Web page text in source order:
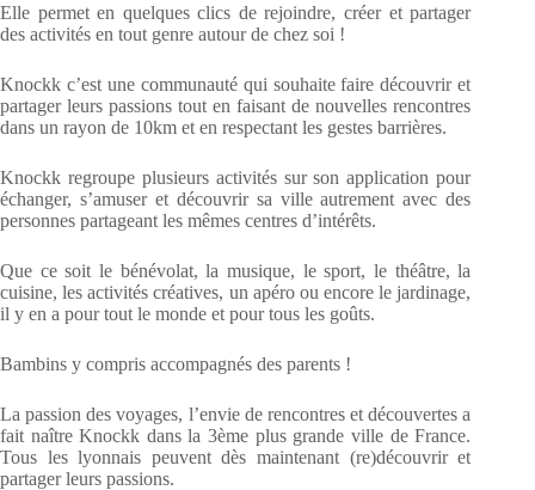
Elle permet en quelques clics de rejoindre, créer et partager
des activités en tout genre autour de chez soi !
Knockk c’est une communauté qui souhaite faire découvrir et
partager leurs passions tout en faisant de nouvelles rencontres
dans un rayon de 10km et en respectant les gestes barrières.
Knockk regroupe plusieurs activités sur son application pour
échanger, s’amuser et découvrir sa ville autrement avec des
personnes partageant les mêmes centres d’intérêts.
Que ce soit le bénévolat, la musique, le sport, le théâtre, la
cuisine, les activités créatives, un apéro ou encore le jardinage,
il y en a pour tout le monde et pour tous les goûts.
Bambins y compris accompagnés des parents !
La passion des voyages, l’envie de rencontres et découvertes a
fait naître Knockk dans la 3ème plus grande ville de France.
Tous les lyonnais peuvent dès maintenant (re)découvrir et
partager leurs passions.